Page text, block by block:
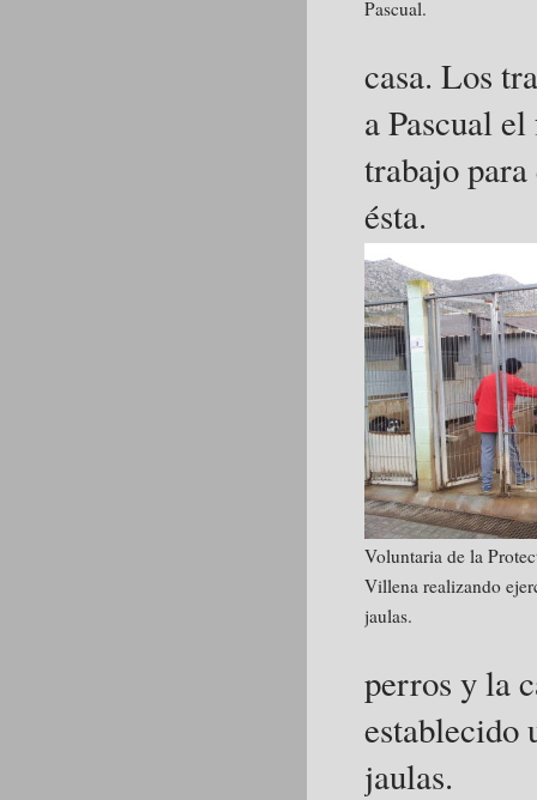
Pascual.
casa. Los
a Pascual
trabajo
ésta.
Voluntaria de la
Villena realizando
jaulas.
perros y la
establecido
jaulas.